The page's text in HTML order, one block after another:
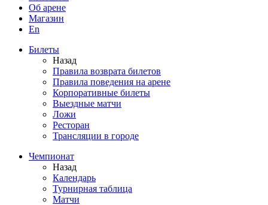
Об арене
Магазин
En
Билеты
Назад
Правила возврата билетов
Правила поведения на арене
Корпоративные билеты
Выездные матчи
Ложи
Ресторан
Трансляции в городе
Чемпионат
Назад
Календарь
Турнирная таблица
Матчи